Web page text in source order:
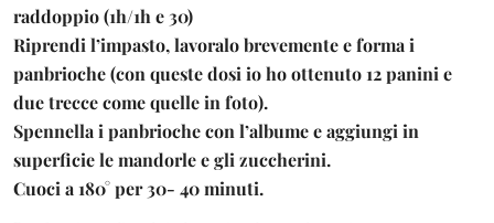
raddoppio (1h/1h e 30)
Riprendi l’impasto, lavoralo brevemente e forma i
panbrioche (con queste dosi io ho ottenuto 12 panini e
due trecce come quelle in foto).
Spennella i panbrioche con l’albume e aggiungi in
superficie le mandorle e gli zuccherini.
Cuoci a 180° per 30- 40 minuti.